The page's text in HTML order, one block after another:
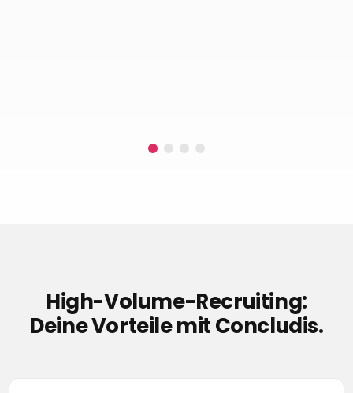
High-Volume-Recruiting:
Deine Vorteile mit Concludis.